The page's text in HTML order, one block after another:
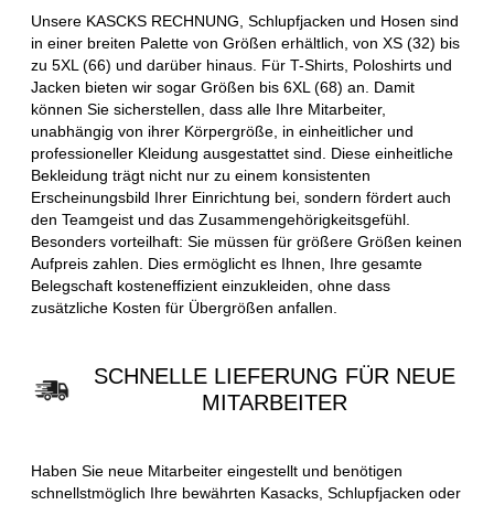
Unsere KASCKS RECHNUNG, Schlupfjacken und Hosen sind
in einer breiten Palette von Größen erhältlich, von XS (32) bis
zu 5XL (66) und darüber hinaus. Für T-Shirts, Poloshirts und
Jacken bieten wir sogar Größen bis 6XL (68) an. Damit
können Sie sicherstellen, dass alle Ihre Mitarbeiter,
unabhängig von ihrer Körpergröße, in einheitlicher und
professioneller Kleidung ausgestattet sind. Diese einheitliche
Bekleidung trägt nicht nur zu einem konsistenten
Erscheinungsbild Ihrer Einrichtung bei, sondern fördert auch
den Teamgeist und das Zusammengehörigkeitsgefühl.
Besonders vorteilhaft: Sie müssen für größere Größen keinen
Aufpreis zahlen. Dies ermöglicht es Ihnen, Ihre gesamte
Belegschaft kosteneffizient einzukleiden, ohne dass
zusätzliche Kosten für Übergrößen anfallen.
SCHNELLE LIEFERUNG FÜR NEUE
MITARBEITER
Haben Sie neue Mitarbeiter eingestellt und benötigen
schnellstmöglich Ihre bewährten Kasacks, Schlupfjacken oder